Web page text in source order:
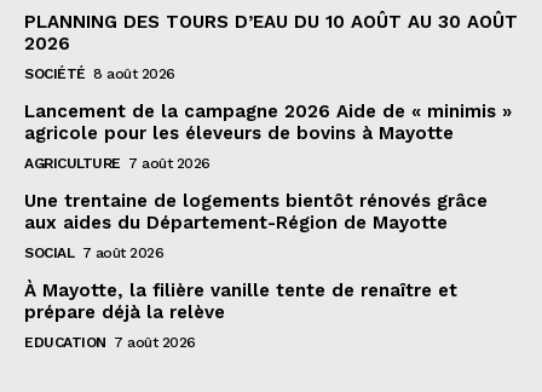
PLANNING DES TOURS D’EAU DU 10 AOÛT AU 30 AOÛT
2026
SOCIÉTÉ 8 août 2026
Lancement de la campagne 2026 Aide de « minimis »
agricole pour les éleveurs de bovins à Mayotte
AGRICULTURE 7 août 2026
Une trentaine de logements bientôt rénovés grâce
aux aides du Département-Région de Mayotte
SOCIAL 7 août 2026
À Mayotte, la filière vanille tente de renaître et
prépare déjà la relève
EDUCATION 7 août 2026